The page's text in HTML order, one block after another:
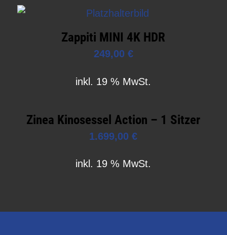
Zappiti MINI 4K HDR
249,00 €
inkl. 19 % MwSt.
Zinea Kinosessel Action – 1 Sitzer
1.699,00€
inkl. 19 % MwSt.